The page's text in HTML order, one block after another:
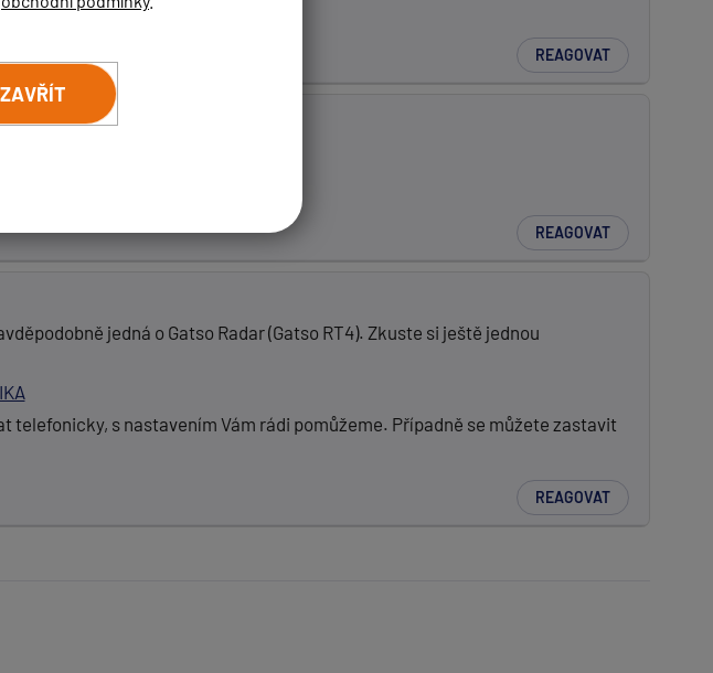
REAGOVAT
Děkuji
REAGOVAT
jedná o Gatso Radar (Gatso RT4). Zkuste si ještě jednou
s nastavením Vám rádi pomůžeme. Případně se můžete zastavit
REAGOVAT